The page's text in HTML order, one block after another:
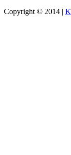
Copyright © 2014 |